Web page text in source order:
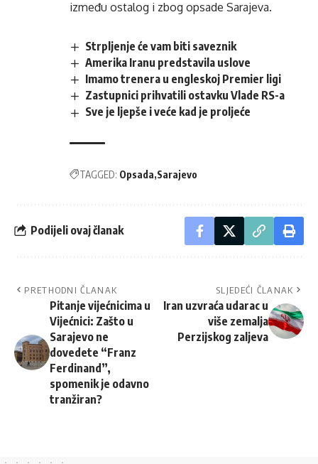
između ostalog i zbog opsade Sarajeva.
Strpljenje će vam biti saveznik
Amerika Iranu predstavila uslove
Imamo trenera u engleskoj Premier ligi
Zastupnici prihvatili ostavku Vlade RS-a
Sve je ljepše i veće kad je proljeće
TAGGED: Opsada Sarajevo
Podijeli ovaj članak
PRETHODNI ČLANAK
Pitanje vijećnicima u
Vijećnici: Zašto u
Sarajevo ne
dovedete “Franz
Ferdinand”,
spomenik je odavno
tranžiran?
SLJEDEĆI ČLANAK
Iran uzvraća udarac u
više zemalja
Perzijskog zaljeva